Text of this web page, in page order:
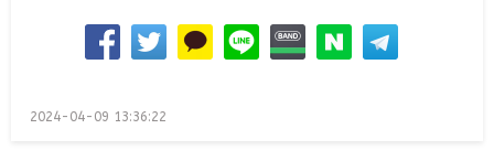
Posted
2024-04-09 13:36:22